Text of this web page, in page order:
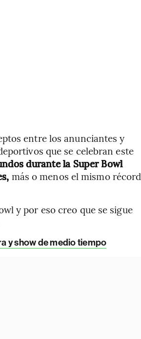
entre los anunciantes y
que se celebran este
durante la Super Bowl
más o menos el mismo récord
y por eso creo que se sigue
y show de medio tiempo